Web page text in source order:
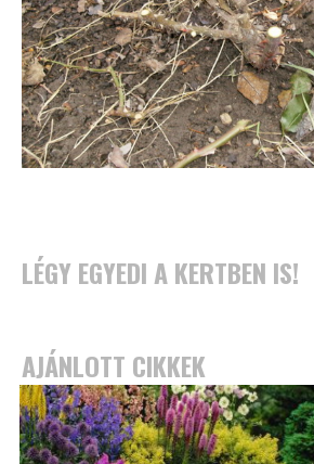
LÉGY EGYEDI A KERTBEN IS!
AJÁNLOTT CIKKEK